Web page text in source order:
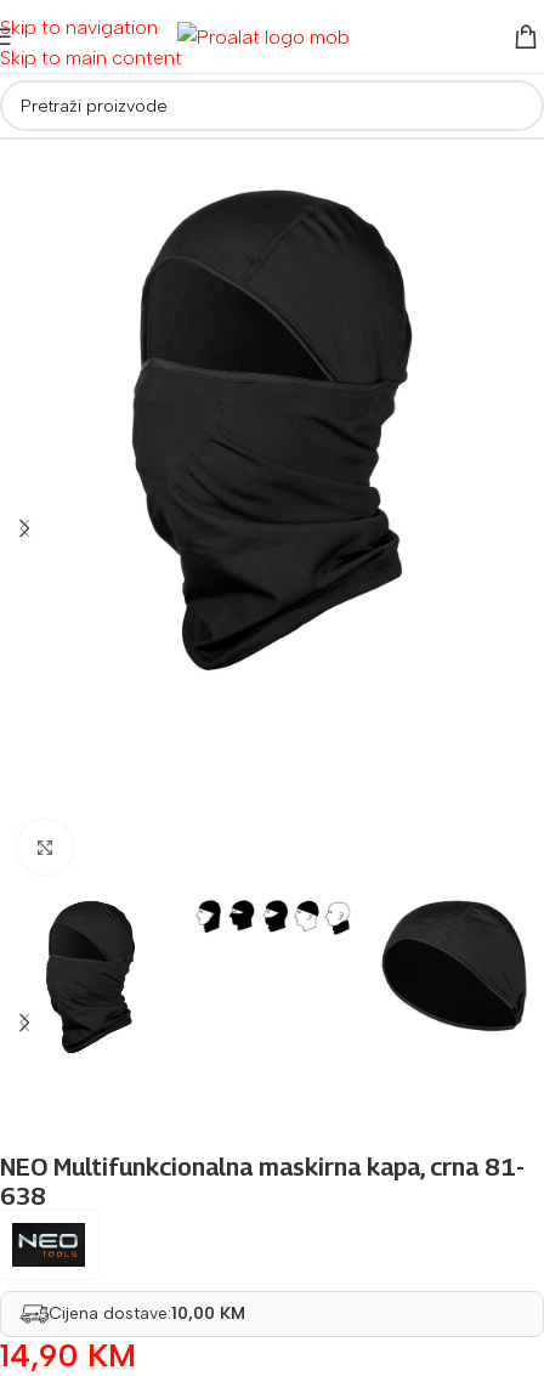
Skip to navigation
Skip to main content
Početna/ Radna odjeća i obuća
NEO Multifunkcionalna maskirna kapa, crna 81-
638
Cijena dostave:10,00 KM
14,90 KM